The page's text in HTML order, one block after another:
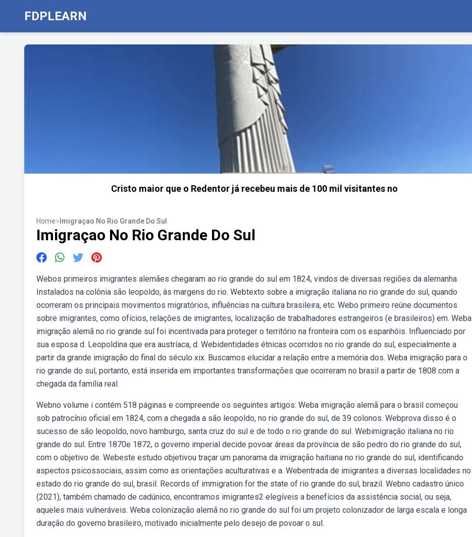
FDPLEARN
Cristo maior que o Redentor já recebeu mais de 100 mil visitantes no
Home> Imigraçao No Rio Grande Do Sul
Imigraçao No Rio Grande Do Sul
Webos primeiros imigrantes alemães chegaram ao rio grande do sul em 1824, vindos de diversas regiões da alemanha.
Instalados na colônia são leopoldo, às margens do rio. Webtexto sobre a imigração italiana no rio grande do sul, quando
ocorreram os principais movimentos migratórios, influências na cultura brasileira, etc. Webo primeiro reúne documentos
sobre imigrantes, como ofícios, relações de imigrantes, localização de trabalhadores estrangeiros (e brasileiros) em. Weba
imigração alemã no rio grande sul foi incentivada para proteger o território na fronteira com os espanhóis. Influenciado por
sua esposa d. Leopoldina que era austríaca, d. Webidentidades étnicas ocorridos no rio grande do sul, especialmente a
partir da grande imigração do final do século xix. Buscamos elucidar a relação entre a memória dos. Weba imigração para o
rio grande do sul, portanto, está inserida em importantes transformações que ocorreram no brasil a partir de 1808 com a
chegada da família real.
Webno volume i contém 518 páginas e compreende os seguintes artigos: Weba imigração alemã para o brasil começou
sob patrocínio oficial em 1824, com a chegada a são leopoldo, no rio grande do sul, de 39 colonos. Webprova disso é o
sucesso de são leopoldo, novo hamburgo, santa cruz do sul e de todo o rio grande do sul. Webimigração italiana no rio
grande do sul. Entre 1870e 1872, o governo imperial decide povoar áreas da província de são pedro do rio grande do sul,
com o objetivo de. Webeste estudo objetivou traçar um panorama da imigração haitiana no rio grande do sul, identificando
aspectos psicossociais, assim como as orientações aculturativas e a. Webentrada de imigrantes a diversas localidades no
estado do rio grande do sul, brasil. Records of immigration for the state of rio grande do sul, brazil. Webno cadastro único
(2021), também chamado de cadúnico, encontramos imigrantes2 elegíveis a benefícios da assistência social, ou seja,
aqueles mais vulneráveis. Weba colonização alemã no rio grande do sul foi um projeto colonizador de larga escala e longa
duração do governo brasileiro, motivado inicialmente pelo desejo de povoar o sul.